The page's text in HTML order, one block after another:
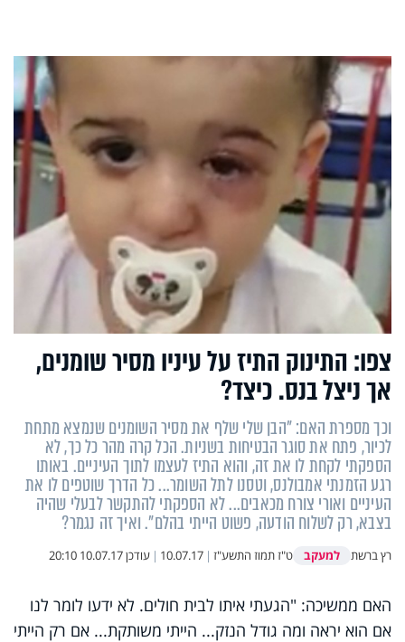
צפו: התינוק התיז על עיניו מסיר שומנים,
אך ניצל בנס. כיצד?
וכך מספרת האם: "הבן שלי שלף את מסיר השומנים שנמצא מתחת
לכיור, פתח את סוגר הבטיחות בשניות. הכל קרה מהר כל כך, לא
הספקתי לקחת לו את זה, והוא התיז לעצמו לתוך העיניים. באותו
רגע הזמנתי אמבולנס, וטסנו לתל השומר... כל הדרך שוטפים לו את
העיניים ואורי צורח מכאבים... לא הספקתי להתקשר לבעלי שהיה
בצבא, רק לשלוח הודעה, פשוט הייתי בהלם". ואיך זה נגמר?
רץ ברשת למעקב ט"ז תמוז התשע"ז |
10.07.17
| עודכן10.07.17 20:10
האם ממשיכה: "הגעתי איתו לבית חולים. לא ידעו לומר לנו
אם הוא יראה ומה גודל הנזק... הייתי משותקת... אם רק הייתי